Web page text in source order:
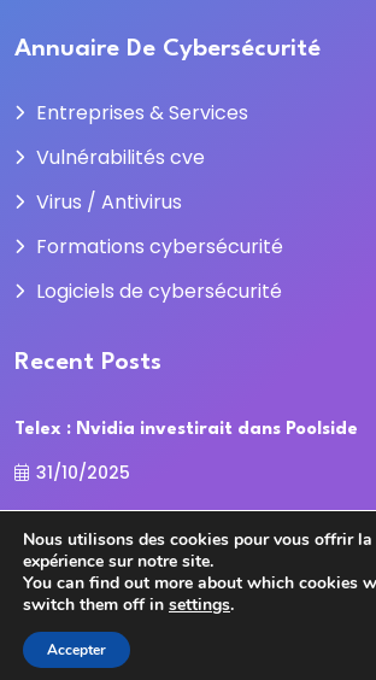
Annuaire De Cybersécurité
Entreprises & Services
Vulnérabilités cve
Virus / Antivirus
Formations cybersécurité
Logiciels de cybersécurité
Recent Posts
Telex : Nvidia investirait dans Poolside
31/10/2025
La Cour des comptes recadre la
31/10/2025
Nous utilisons des cookies pour vous offrir
expérience sur notre site.
You can find out more about which cookies
switch them off in settings.
Accepter